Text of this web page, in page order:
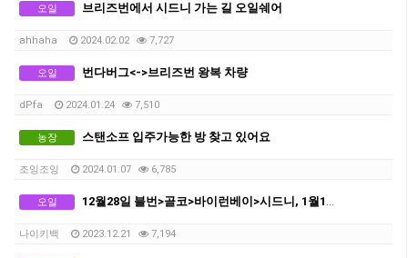
오일 브리즈번에서 시드니 가는 길 오일쉐어
ahhaha 2024.02.02 7,727
오일 번다버그<->브리즈번 왕복 차량
dPfa 2024.01.24 7,510
농장 스탠소프 입주가능한 방 찾고 있어요
조잉조잉 2024.01.07 6,785
오일 12월28일 블번>골코>바이런베이>시드니, 1월1일 시드니>골코>블번
나이키백 2023.12.21 7,194